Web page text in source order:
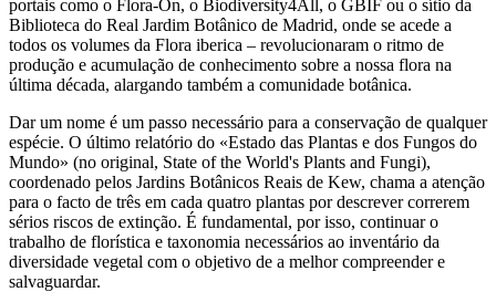
portais como o Flora-On, o Biodiversity4All, o GBIF ou o sítio da
Biblioteca do Real Jardim Botânico de Madrid, onde se acede a
todos os volumes da Flora iberica – revolucionaram o ritmo de
produção e acumulação de conhecimento sobre a nossa flora na
última década, alargando também a comunidade botânica.
Dar um nome é um passo necessário para a conservação de qualquer
espécie. O último relatório do «Estado das Plantas e dos Fungos do
Mundo» (no original, State of the World's Plants and Fungi),
coordenado pelos Jardins Botânicos Reais de Kew, chama a atenção
para o facto de três em cada quatro plantas por descrever correrem
sérios riscos de extinção. É fundamental, por isso, continuar o
trabalho de florística e taxonomia necessários ao inventário da
diversidade vegetal com o objetivo de a melhor compreender e
salvaguardar.